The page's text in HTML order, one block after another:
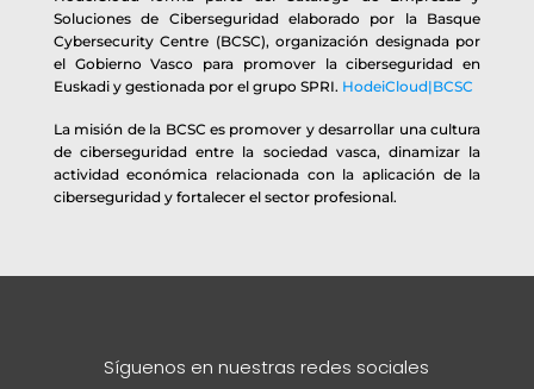
Soluciones de Ciberseguridad elaborado por la Basque
Cybersecurity Centre (BCSC), organización designada por
el Gobierno Vasco para promover la ciberseguridad en
Euskadi y gestionada por el grupo SPRI. HodeiCloud|BCSC
La misión de la BCSC es promover y desarrollar una cultura
de ciberseguridad entre la sociedad vasca, dinamizar la
actividad económica relacionada con la aplicación de la
ciberseguridad y fortalecer el sector profesional.
Síguenos en nuestras redes sociales